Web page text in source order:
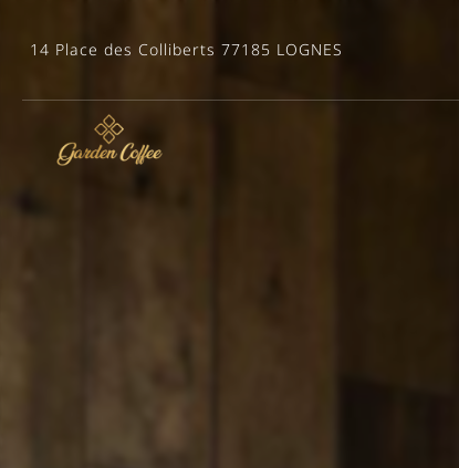
14 Place des Colliberts 77185 LOGNES